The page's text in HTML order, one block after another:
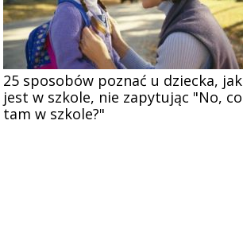
25 sposobów poznać u dziecka, jak
jest w szkole, nie zapytując "No, co
tam w szkole?"